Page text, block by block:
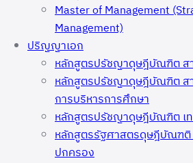
Master of Management
Management)
ปริญญาเอก
หลักสูตรปรัชญาดุษฎีบัณฑิต ส
หลักสูตรปรัชญาดุษฎีบัณฑิต ส
การบริหารการศึกษา
หลักสูตรปรัชญาดุษฎีบัณฑิต เท
หลักสูตรรัฐศาสตรดุษฎีบัณฑติ
ปกครอง